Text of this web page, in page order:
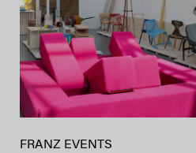
FRANZ EVENTS